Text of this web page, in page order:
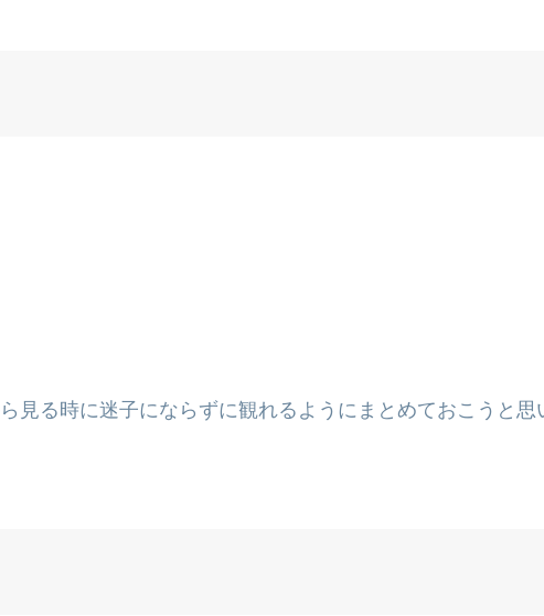
見る時に迷子にならずに観れるようにまとめておこうと思